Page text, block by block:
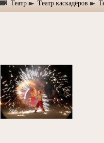
Театр Tеатр каскадёров